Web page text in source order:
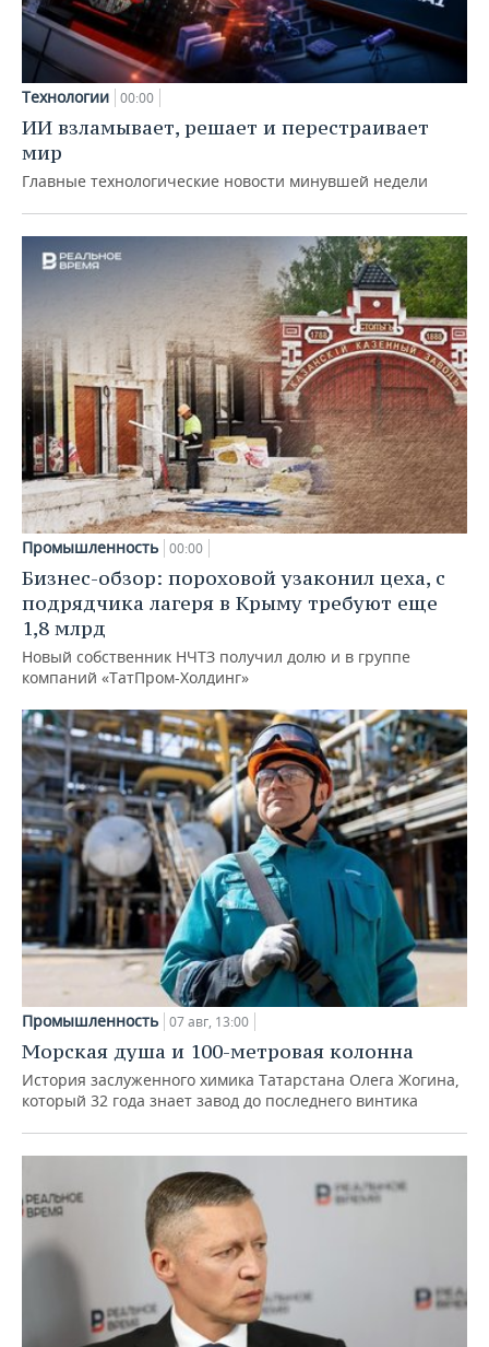
Технологии 00:00
ИИ взламывает, решает и перестраивает
мир
Главные технологические новости минувшей недели
Промышленность 00:00
Бизнес-обзор: пороховой узаконил цеха, с
подрядчика лагеря в Крыму требуют еще
1,8 млрд
Новый собственник НЧТЗ получил долю и в группе
компаний «ТатПром-Холдинг»
Промышленность 07 авг, 13:00
Морская душа и 100-метровая колонна
История заслуженного химика Татарстана Олега Жогина,
который 32 года знает завод до последнего винтика